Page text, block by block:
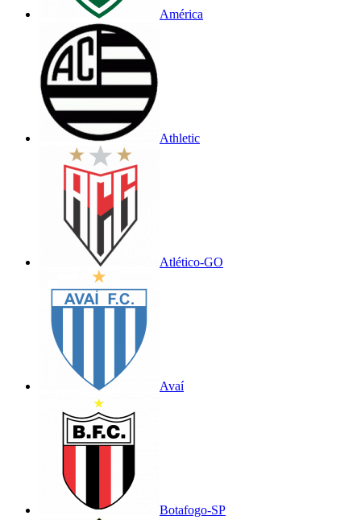
América
Athletic
Atlético-GO
Avaí
Botafogo-SP